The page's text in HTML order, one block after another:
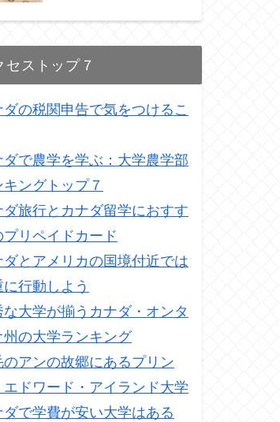
セストップ７
ダの税関申告で気をつけるこ
ダで農学を学ぶ：大学農学部
キングトップ７
ダ旅行とカナダ留学におすす
プリペイドカード
ダとアメリカの国境付近では
に行動しよう
な大学が揃うカナダ・オンタ
州の大学ランキング
のアンの故郷にあるプリン
エドワード・アイランド大学
ダで学費が安い大学はある